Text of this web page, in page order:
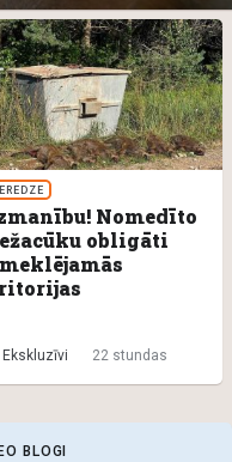
Nomedīto
obligāti
Ekskluzīvi 22 stundas
BLOGI